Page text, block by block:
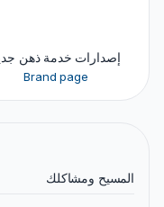
إصدارات خدمة ذهن
Brand page
المسيح ومشاكلك